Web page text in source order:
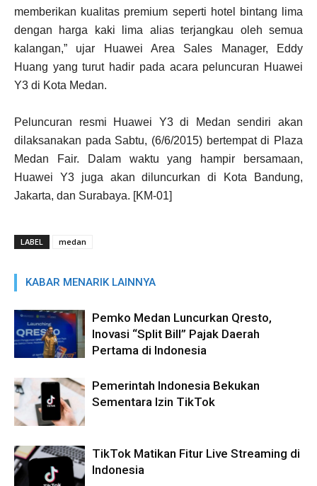
memberikan kualitas premium seperti hotel bintang lima
dengan harga kaki lima alias terjangkau oleh semua
kalangan,” ujar Huawei Area Sales Manager, Eddy
Huang yang turut hadir pada acara peluncuran Huawei
Y3 di Kota Medan.
Peluncuran resmi Huawei Y3 di Medan sendiri akan
dilaksanakan pada Sabtu, (6/6/2015) bertempat di Plaza
Medan Fair. Dalam waktu yang hampir bersamaan,
Huawei Y3 juga akan diluncurkan di Kota Bandung,
Jakarta, dan Surabaya. [KM-01]
LABEL medan
KABAR MENARIK LAINNYA
Pemko Medan Luncurkan Qresto,
Inovasi “Split Bill” Pajak Daerah
Pertama di Indonesia
Pemerintah Indonesia Bekukan
Sementara Izin TikTok
TikTok Matikan Fitur Live Streaming di
Indonesia